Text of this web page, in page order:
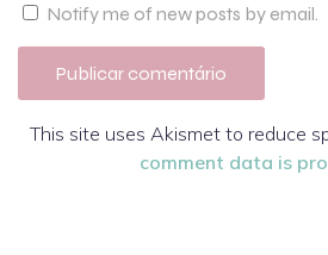
Notify me of new posts by email.
This site uses Akismet to reduce
comment data is